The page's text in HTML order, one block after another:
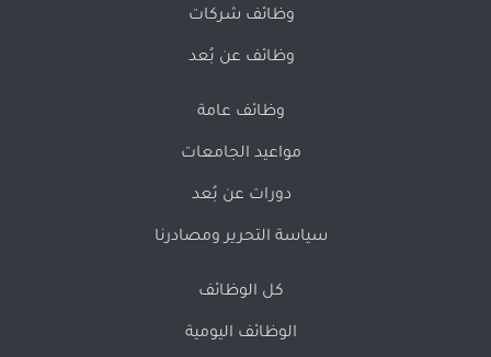
وظائف شركات
وظائف عن بُعد
وظائف عامة
مواعيد الجامعات
دورات عن بُعد
سياسة التحرير ومصادرنا
كل الوظائف
الوظائف اليومية